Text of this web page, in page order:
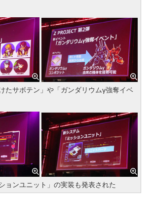
たサボテン」や「ガンダリウムγ強奪イベ
ョンユニット」の実装も発表された